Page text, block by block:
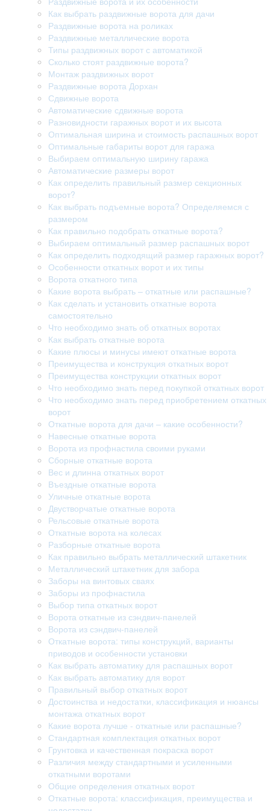
Как выбрать раздвижные ворота для дачи
Раздвижные ворота на роликах
Раздвижные металлические ворота
Типы раздвижных ворот с автоматикой
Сколько стоят раздвижные ворота?
Монтаж раздвижных ворот
Раздвижные ворота Дорхан
Сдвижные ворота
Автоматические сдвижные ворота
Разновидности гаражных ворот и их высота
Оптимальная ширина и стоимость распашных ворот
Оптимальные габариты ворот для гаража
Выбираем оптимальную ширину гаража
Автоматические размеры ворот
Как определить правильный размер секционных
ворот?
Как выбрать подъемные ворота? Определяемся с
размером
Как правильно подобрать откатные ворота?
Выбираем оптимальный размер распашных ворот
Как определить подходящий размер гаражных ворот?
Особенности откатных ворот и их типы
Ворота откатного типа
Какие ворота выбрать – откатные или распашные?
Как сделать и установить откатные ворота
самостоятельно
Что необходимо знать об откатных воротах
Как выбрать откатные ворота
Какие плюсы и минусы имеют откатные ворота
Преимущества и конструкция откатных ворот
Преимущества конструкции откатных ворот
Что необходимо знать перед покупкой откатных ворот
Что необходимо знать перед приобретением откатных
ворот
Откатные ворота для дачи – какие особенности?
Навесные откатные ворота
Ворота из профнастила своими руками
Сборные откатные ворота
Вес и длинна откатных ворот
Въездные откатные ворота
Уличные откатные ворота
Двустворчатые откатные ворота
Рельсовые откатные ворота
Откатные ворота на колесах
Разборные откатные ворота
Как правильно выбрать металлический штакетник
Металлический штакетник для забора
Заборы на винтовых сваях
Заборы из профнастила
Выбор типа откатных ворот
Ворота откатные из сэндвич-панелей
Ворота из сэндвич-панелей
Откатные ворота: типы конструкций, варианты
приводов и особенности установки
Как выбрать автоматику для распашных ворот
Как выбрать автоматику для ворот
Правильный выбор откатных ворот
Достоинства и недостатки, классификация и нюансы
монтажа откатных ворот
Какие ворота лучше - откатные или распашные?
Стандартная комплектация откатных ворот
Грунтовка и качественная покраска ворот
Различия между стандартными и усиленными
откатными воротами
Общие определения откатных ворот
Откатные ворота: классификация, преимущества и